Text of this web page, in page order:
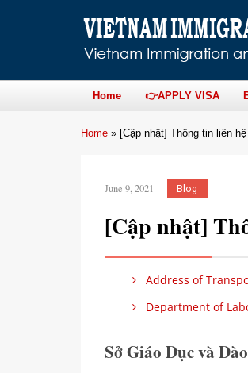
Home 👉APPLY VISA
Home » [Cập nhật] Thông tin liên
June 9, 2021 Blog
[Cập nhật]
Address of
Department of
Sở Giáo Dục và